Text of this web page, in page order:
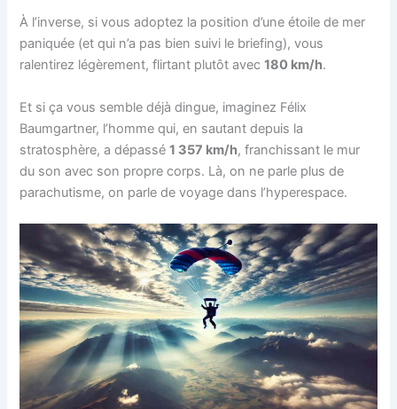
À l’inverse, si vous adoptez la position d’une étoile de mer
paniquée (et qui n’a pas bien suivi le briefing), vous
ralentirez légèrement, flirtant plutôt avec180 km/h.
Et si ça vous semble déjà dingue, imaginez Félix
Baumgartner, l’homme qui, en sautant depuis la
stratosphère, a dépassé1 357 km/h, franchissant le mur
du son avec son propre corps. Là, on ne parle plus de
parachutisme, on parle de voyage dans l’hyperespace.